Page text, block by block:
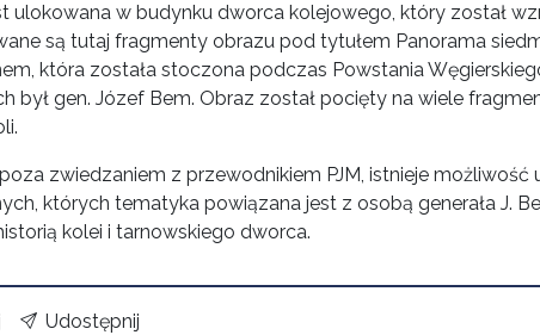
ulokowana w budynku dworca kolejowego, który został
są tutaj fragmenty obrazu pod tytułem Panorama
która została stoczona podczas Powstania
był gen. Józef Bem. Obraz został pocięty na wiele
zwiedzaniem z przewodnikiem PJM, istnieje możliwość
których tematyka powiązana jest z osobą generała J.
kolei i tarnowskiego dworca.
Udostępnij